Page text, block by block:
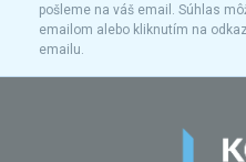
pošleme na váš email. Súhlas
emailom alebo kliknutím na
emailu.